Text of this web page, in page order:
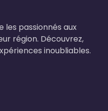
passionnés aux
région. Découvrez,
inoubliables.